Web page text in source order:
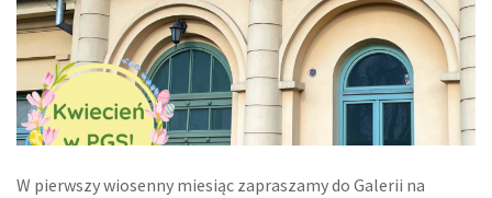
W pierwszy wiosenny miesiąc zapraszamy do Galerii na